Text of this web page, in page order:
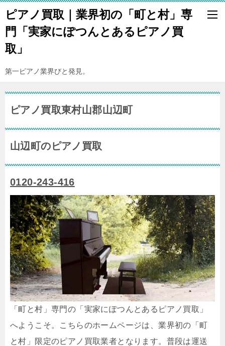
ピアノ買取｜業界初の「町と村」専
門「実家にぽつんとあるピアノ買
取」
第一ピアノ業界びと発見。
ピアノ買取東村山郡山辺町
山辺町のピアノ買取
0120-243-416
「町と村」専門の「実家にぽつんとあるピアノ買取」
へようこそ。こちらのホームページは、業界初の「町
と村」限定のピアノ買取業者となります。普段は運送